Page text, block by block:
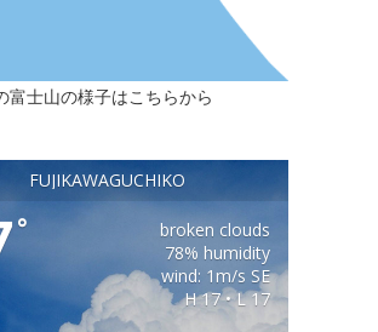
富士山の様子はこちらから
FUJIKAWAGUCHIKO
°
broken clouds
78% humidity
wind: 1m/s SE
H 17 • L 17